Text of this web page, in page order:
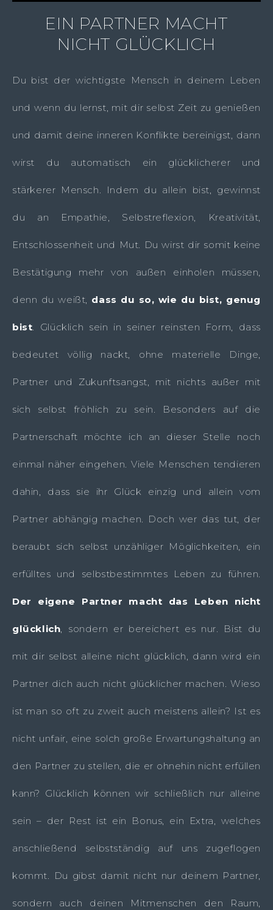
EIN PARTNER MACHT
NICHT GLÜCKLICH
Du bist der wichtigste Mensch in deinem Leben
und wenn du lernst, mit dir selbst Zeit zu genießen
und damit deine inneren Konflikte bereinigst, dann
wirst du automatisch ein glücklicherer und
stärkerer Mensch. Indem du allein bist, gewinnst
du an Empathie, Selbstreflexion, Kreativität,
Entschlossenheit und Mut. Du wirst dir somit keine
Bestätigung mehr von außen einholen müssen,
denn du weißt, dass du so, wie du bist, genug
bist. Glücklich sein in seiner reinsten Form, dass
bedeutet völlig nackt, ohne materielle Dinge,
Partner und Zukunftsangst, mit nichts außer mit
sich selbst fröhlich zu sein. Besonders auf die
Partnerschaft möchte ich an dieser Stelle noch
einmal näher eingehen. Viele Menschen tendieren
dahin, dass sie ihr Glück einzig und allein vom
Partner abhängig machen. Doch wer das tut, der
beraubt sich selbst unzähliger Möglichkeiten, ein
erfülltes und selbstbestimmtes Leben zu führen.
Der eigene Partner macht das Leben nicht
glücklich, sondern er bereichert es nur. Bist du
mit dir selbst alleine nicht glücklich, dann wird ein
Partner dich auch nicht glücklicher machen. Wieso
ist man so oft zu zweit auch meistens allein? Ist es
nicht unfair, eine solch große Erwartungshaltung an
den Partner zu stellen, die er ohnehin nicht erfüllen
kann? Glücklich können wir schließlich nur alleine
sein – der Rest ist ein Bonus, ein Extra, welches
anschließend selbstständig auf uns zugeflogen
kommt. Du gibst damit nicht nur deinem Partner,
sondern auch deinen Mitmenschen den Raum,